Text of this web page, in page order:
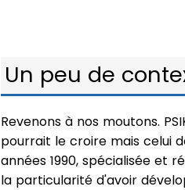
Un peu de
Revenons à nos moutons.
pourrait le croire mais celui
années 1990, spécialisée et
la particularité d'avoir